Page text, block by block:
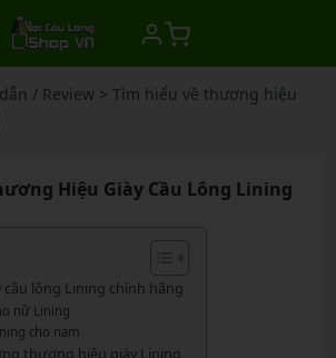
/ Review> Tìm hiểu về thương hiệu
Hiệu Giày Cầu Lông Lining
lông Lining chính hãng
nữ Lining
cho nam
thương hiệu giày Lining